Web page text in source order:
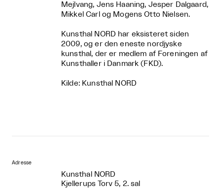
Mejlvang, Jens Haaning, Jesper Dalgaard,
Mikkel Carl og Mogens Otto Nielsen.
Kunsthal NORD har eksisteret siden
2009, og er den eneste nordjyske
kunsthal, der er medlem af Foreningen af
Kunsthaller i Danmark (FKD).
Kilde: Kunsthal NORD
Adresse
Kunsthal NORD
Kjellerups Torv 5, 2. sal